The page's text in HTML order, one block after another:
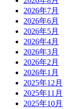
2026年7月
2026年6月
2026年5月
2026年4月
2026年3月
2026年2月
2026年1月
2025年12月
2025年11月
2025年10月